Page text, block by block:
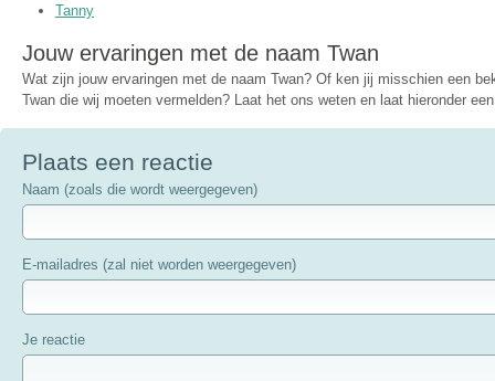
Tanny
Jouw ervaringen met de naam Twan
Wat zijn jouw ervaringen met de naam Twan? Of ken jij misschien een
Twan die wij moeten vermelden? Laat het ons weten en laat hieronder
Plaats een reactie
Naam (zoals die wordt weergegeven)
E-mailadres (zal niet worden weergegeven)
Je reactie